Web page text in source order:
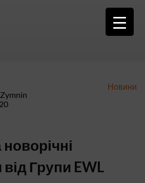
Новини
новорічні
Групи EWL